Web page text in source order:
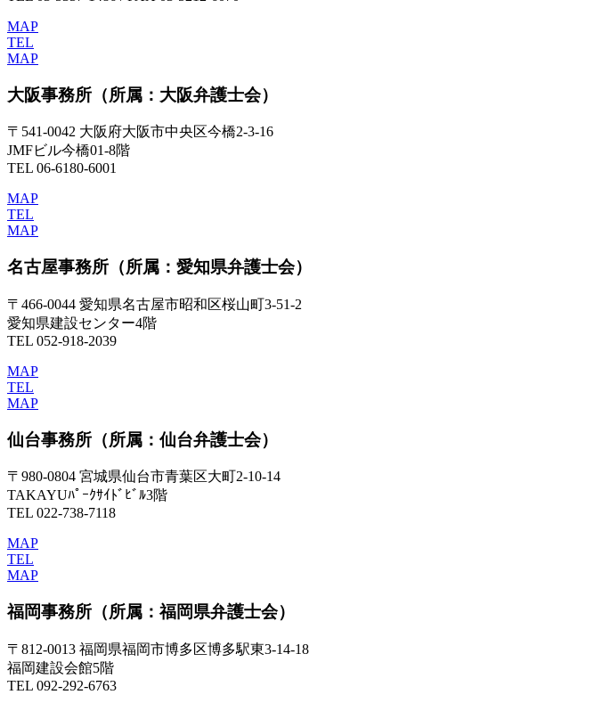
MAP
TEL
MAP
大阪事務所 （所属：大阪弁護士会）
〒541-0042 大阪府大阪市中央区今橋2-3-16
JMFビル今橋01-8階
TEL 06-6180-6001
MAP
TEL
MAP
名古屋事務所 （所属：愛知県弁護士会）
〒466-0044 愛知県名古屋市昭和区桜山町3-51-2
愛知県建設センター4階
TEL 052-918-2039
MAP
TEL
MAP
仙台事務所 （所属：仙台弁護士会）
〒980-0804 宮城県仙台市青葉区大町2-10-14
TAKAYUﾊﾟｰｸｻｲﾄﾞﾋﾞﾙ3階
TEL 022-738-7118
MAP
TEL
MAP
福岡事務所 （所属：福岡県弁護士会）
〒812-0013 福岡県福岡市博多区博多駅東3-14-18
福岡建設会館5階
TEL 092-292-6763